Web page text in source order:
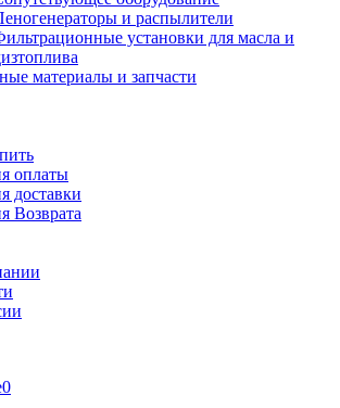
и распылители
установки для масла и
материалы и запчасти
оплаты
доставки
Возврата
0